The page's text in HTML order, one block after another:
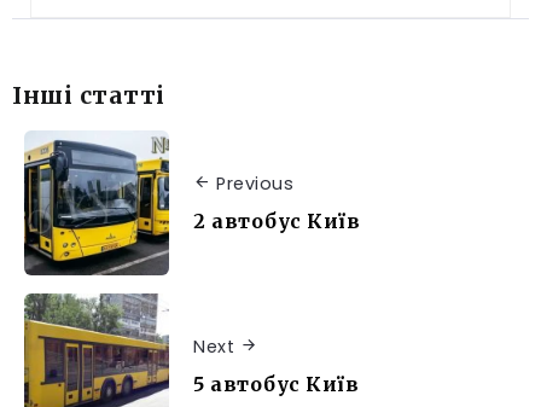
Інші статті
Previous
2 автобус Київ
Next
5 автобус Київ